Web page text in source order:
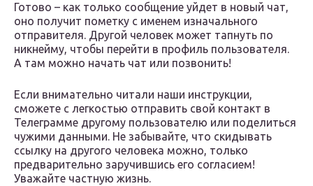
Готово – как только сообщение уйдет в новый чат,
оно получит пометку с именем изначального
отправителя. Другой человек может тапнуть по
никнейму, чтобы перейти в профиль пользователя.
А там можно начать чат или позвонить!
Если внимательно читали наши инструкции,
сможете с легкостью отправить свой контакт в
Телеграмме другому пользователю или поделиться
чужими данными. Не забывайте, что скидывать
ссылку на другого человека можно, только
предварительно заручившись его согласием!
Уважайте частную жизнь.